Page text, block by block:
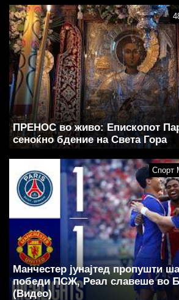
ПРЕНОС во живо: Епископот
сеноќно бдение на Света Гора
Спорт
Манчестер јунајтед пропушти
победи ПСЖ, Реал славеше во
(Видео)